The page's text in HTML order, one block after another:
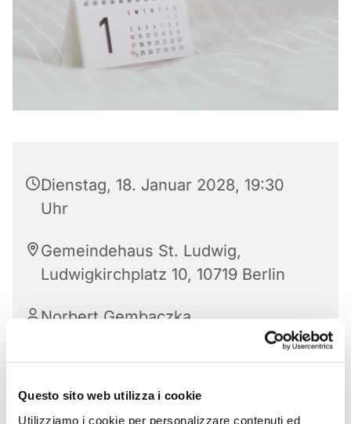
Questo sito web utilizza i cookie
Utilizziamo i cookie per personalizzare contenuti ed
Dienstag, 18. Januar 2028, 19:30
Uhr
Gemeindehaus St. Ludwig,
Ludwigkirchplatz 10, 10719 Berlin
Norbert Gembaczka